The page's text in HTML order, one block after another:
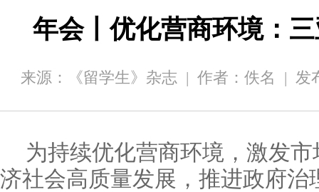
年会丨优化营商环境：
来源：《留学生》杂志 | 作者：佚名 | 发
为持续优化营商环境，激发
济社会高质量发展，推进政府治